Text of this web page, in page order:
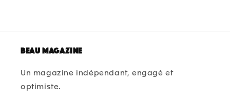
Beau magazine
Un magazine indépendant, engagé et
optimiste.